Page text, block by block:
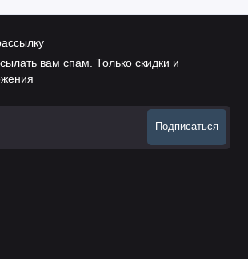
вам спам. Только скидки и
Подписаться